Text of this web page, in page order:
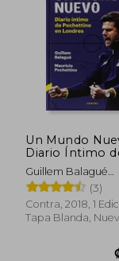
Un Mundo
Diario Íntimo
Pochettino en
Londres
Guillem Balagué
García,Mauricio
Trossero
(3)
Contra, 2018, 1
Tapa Blanda,